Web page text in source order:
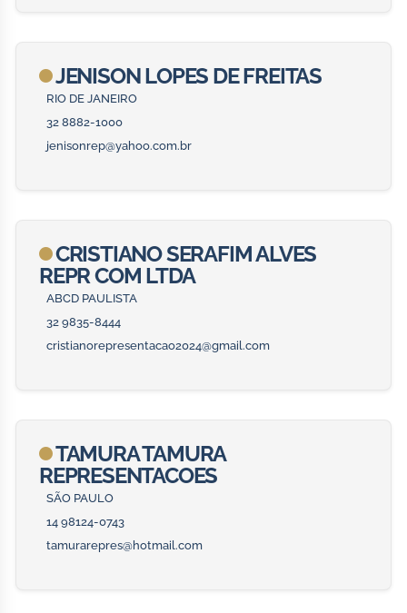
JENISON LOPES DE FREITAS
RIO DE JANEIRO
32 8882-1000
jenisonrep@yahoo.com.br
CRISTIANO SERAFIM ALVES
REPR COM LTDA
ABCD PAULISTA
32 9835-8444
cristianorepresentacao2024@gmail.com
TAMURA TAMURA
REPRESENTACOES
SÃO PAULO
14 98124-0743
tamurarepres@hotmail.com